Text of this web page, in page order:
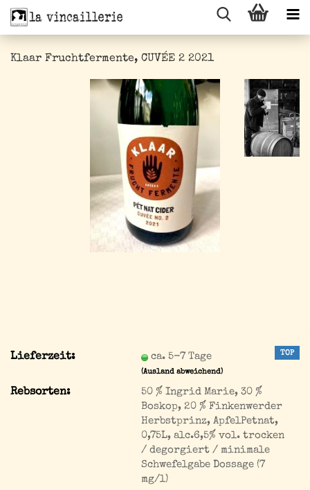
Klaar Fruchtfermente, CUVÉE 2 2021
TOP
Lieferzeit: ca. 5-7 Tage
(Ausland abweichend)
Rebsorten:
50 % Ingrid Marie, 30 %
Boskop, 20 % Finkenwerder
Herbstprinz, ApfelPetnat,
0,75L, alc.6,5% vol. trocken
/ degorgiert / minimale
Schwefelgabe Dossage (7
mg/l)